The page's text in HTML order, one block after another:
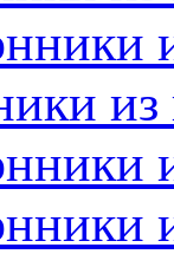
из